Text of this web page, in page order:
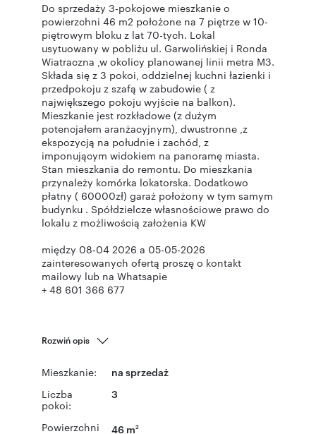
Do sprzedaży 3-pokojowe mieszkanie o
powierzchni 46 m2 położone na 7 piętrze w 10-
piętrowym bloku z lat 70-tych. Lokal
usytuowany w pobliżu ul. Garwolińskiej i Ronda
Wiatraczna ,w okolicy planowanej linii metra M3.
Składa się z 3 pokoi, oddzielnej kuchni łazienki i
przedpokoju z szafą w zabudowie ( z
największego pokoju wyjście na balkon).
Mieszkanie jest rozkładowe (z dużym
potencjałem aranżacyjnym), dwustronne ,z
ekspozycją na południe i zachód, z
imponującym widokiem na panoramę miasta.
Stan mieszkania do remontu. Do mieszkania
przynależy komórka lokatorska. Dodatkowo
płatny ( 60000zł) garaż położony w tym samym
budynku . Spółdzielcze własnościowe prawo do
lokalu z możliwością założenia KW
między 08-04 2026 a 05-05-2026
zainteresowanych ofertą proszę o kontakt
mailowy lub na Whatsapie
+ 48 601 366 677
Rozwiń opis
Mieszkanie: na sprzedaż
Liczba
pokoi:
3
Powierzchni
46 m2